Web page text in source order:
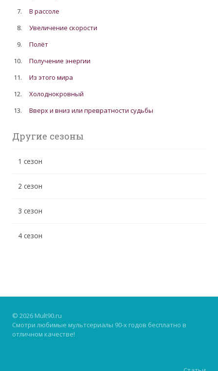
7.
В рассоле
8.
Увеличение скорости
9.
Полёт
10.
Получение энергии
11.
Из этого мира
12.
Холоднокровный
13.
Вверх и вниз или превратности судьбы
Другие сезоны
1 сезон
2 сезон
3 сезон
4 сезон
© 2026 Mult90.ru
Смотри любимые мультсериалы 90-х годов бесплатно в
отличном качестве!